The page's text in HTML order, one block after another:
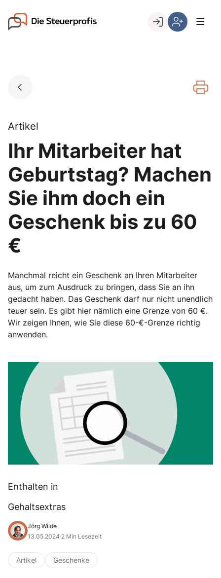
content
Go to landing page.
registrieren,
sind
Artikel
Ihr Mitarbeiter hat
Geburtstag? Machen
Sie ihm doch ein
Geschenk bis zu 60
€
Manchmal reicht ein Geschenk an Ihren Mitarbeiter
aus, um zum Ausdruck zu bringen, dass Sie an ihn
gedacht haben. Das Geschenk darf nur nicht unendlich
teuer sein. Es gibt hier nämlich eine Grenze von 60 €.
Wir zeigen Ihnen, wie Sie diese 60-€-Grenze richtig
anwenden.
Enthalten in
Gehaltsextras
Jörg Wilde
13.05.2024·2 Min Lesezeit
Artikel Geschenke